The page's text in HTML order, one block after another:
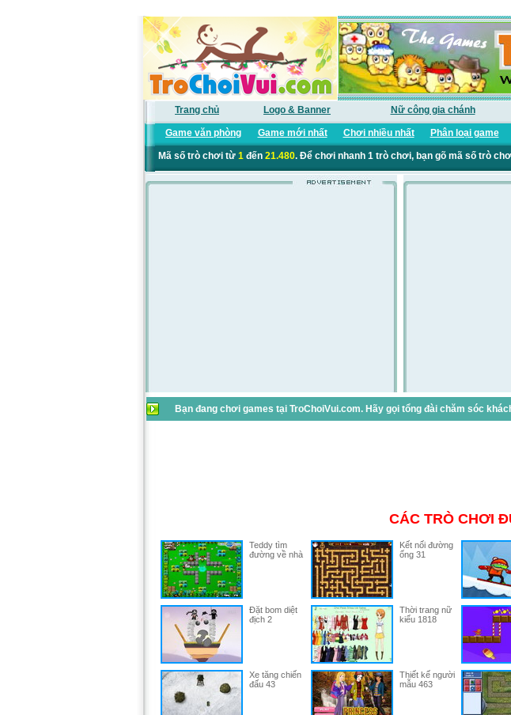
Trang chủ Logo & Banner Nữ công gia chánh
Game văn phòng
Game mới nhất Chơi nhiều nhất Phân loại game
Mã số trò chơi từ 1đến 21.480. Để chơi nhanh 1 trò chơi, bạn gõ mã số trò
Bạn đang chơi games tại TroChoiVui.com. Hãy gọi tổng đài chăm sóc
CÁC TRÒ CHƠI
Teddy tìm
đường về nhà
Kết nối đường
ống 31
Đặt bom diệt
địch 2
Thời trang nữ
kiểu 1818
Xe tăng chiến
đấu 43
Thiết kế người
mẫu 463